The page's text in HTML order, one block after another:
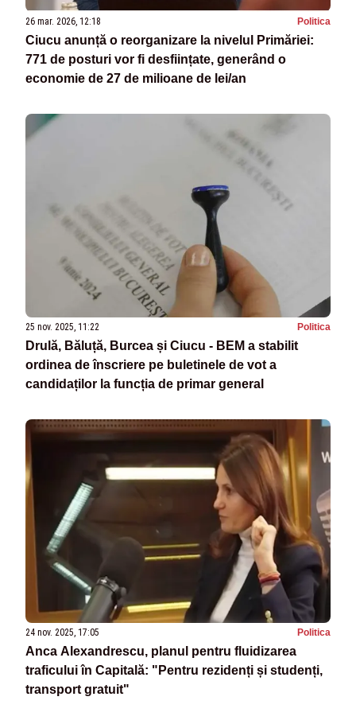
26 mar. 2026, 12:18 Politica
Ciucu anunță o reorganizare la nivelul Primăriei:
771 de posturi vor fi desființate, generând o
economie de 27 de milioane de lei/an
25 nov. 2025, 11:22 Politica
Drulă, Băluță, Burcea și Ciucu - BEM a stabilit
ordinea de înscriere pe buletinele de vot a
candidaților la funcția de primar general
24 nov. 2025, 17:05 Politica
Anca Alexandrescu, planul pentru fluidizarea
traficului în Capitală: "Pentru rezidenți și studenți,
transport gratuit"